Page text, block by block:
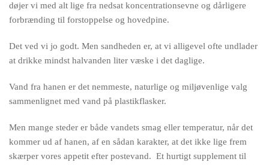
døjer vi med alt lige fra nedsat koncentrationsevne og dårligere
forbrænding til forstoppelse og hovedpine.
Det ved vi jo godt. Men sandheden er, at vi alligevel ofte undlader
at drikke mindst halvanden liter væske i det daglige.
Vand fra hanen er det nemmeste, naturlige og miljøvenlige valg
sammenlignet med vand på plastikflasker.
Men mange steder er både vandets smag eller temperatur, når det
kommer ud af hanen, af en sådan karakter, at det ikke lige frem
skærper vores appetit efter postevand. Et hurtigt supplement til